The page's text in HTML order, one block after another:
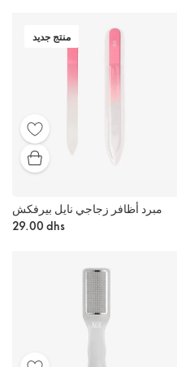
منتج جديد
مبرد أظافر زجاجي نايل بيرفكش
29.00 dhs